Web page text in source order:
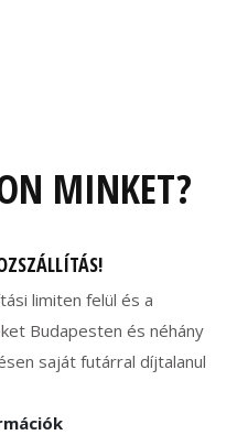
MINKET?
limiten felül és a
Budapesten és néhány
saját futárral díjtalanul